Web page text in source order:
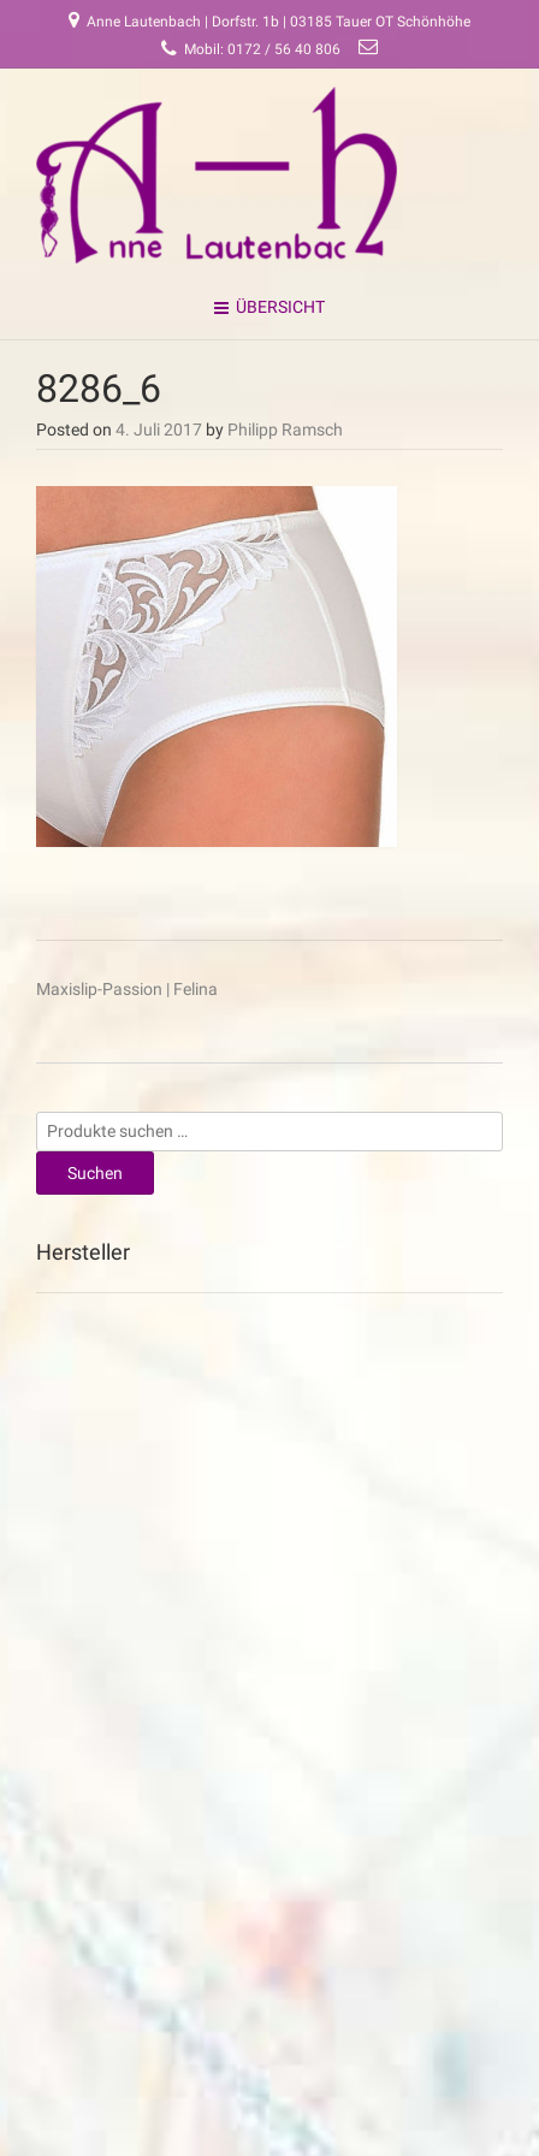
Anne Lautenbach | Dorfstr. 1b | 03185 Tauer OT Schönhöhe
Mobil: 0172 / 56 40 806
ÜBERSICHT
8286_6
Posted on 4. Juli 2017 by Philipp Ramsch
Beitragsnavigation
Maxislip-Passion | Felina
Suchen
nach:
Suchen
Hersteller